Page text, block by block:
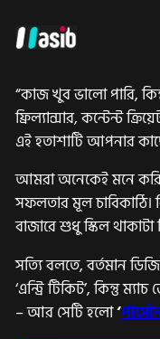
to
“কাজ খুব ভালো পারি,
ফ্রিল্যান্সার, কন্টেন্ট
এই হতাশাটি আপনার
আমরা অনেকেই মনে
সফলতার মূল
বাজারে শুধু স্কিল
সত্যি বলতে, বর্তমান
‘এন্ট্রি টিকিট’, কিন্তু
– আর সেটি হলো‘